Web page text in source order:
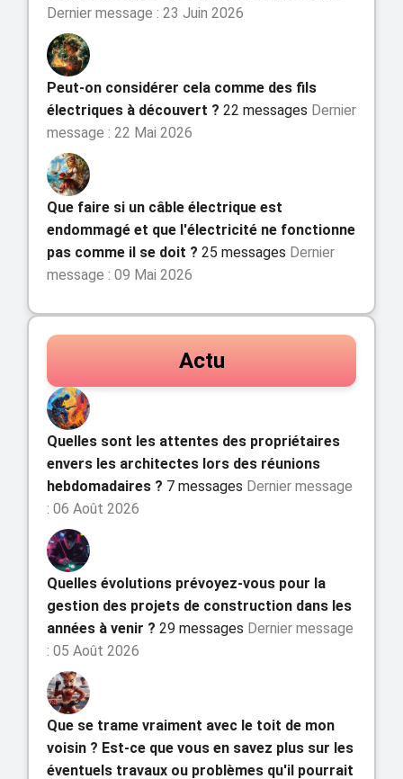
Dernier message : 23 Juin 2026
Peut-on considérer cela comme des fils
électriques à découvert ? 22 messages Dernier
message : 22 Mai 2026
Que faire si un câble électrique est
endommagé et que l'électricité ne fonctionne
pas comme il se doit ? 25 messages Dernier
message : 09 Mai 2026
Actu
Quelles sont les attentes des propriétaires
envers les architectes lors des réunions
hebdomadaires ? 7 messages Dernier message
: 06 Août 2026
Quelles évolutions prévoyez-vous pour la
gestion des projets de construction dans les
années à venir ? 29 messages Dernier message
: 05 Août 2026
Que se trame vraiment avec le toit de mon
voisin ? Est-ce que vous en savez plus sur les
éventuels travaux ou problèmes qu'il pourrait